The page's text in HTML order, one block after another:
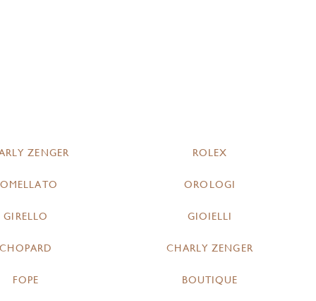
ZENGER
GIRELLO
CHOPARD
FOPE
ROLEX
OROLOGI
GIOIELLI
CHARLY ZENGER
BOUTIQUE